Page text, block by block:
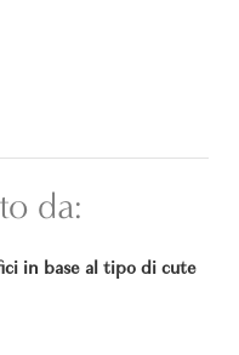
da:
in base al tipo di cute